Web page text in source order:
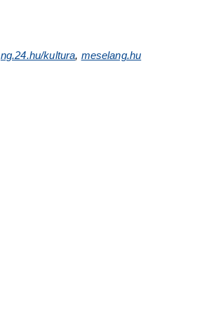
ng.24.hu/kultura, meselang.hu